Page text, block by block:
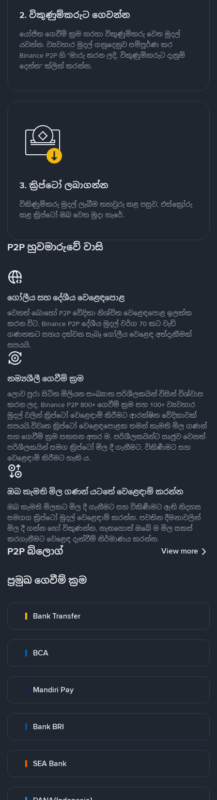
2. විකුණුම්කරුට ගෙවන්න
යෝජිත ගෙවීම් ක්‍රම හරහා විකුණුම්කරු වෙත මුදල්
යවන්න. ව්‍යවහාර මුදල් ගනුදෙනුව සම්පූර්ණ කර
Binance P2P හි "මාරු කරන ලදි, විකුණුම්කරුට දැනුම්
දෙන්න" ක්ලික් කරන්න.
3. ක්‍රිප්ටෝ ලබාගන්න
විකිණුම්කරු මුදල් ලැබීම තහවුරු කළ පසුව, එස්ක්‍රෝරු
කළ ක්‍රිප්ටෝ ඔබ වෙත මුදා හැරේ.
P2P හුවමාරුවේ වාසි
ගෝලීය සහ දේශීය වෙළෙඳපොළ
වෙනත් බොහෝ P2P වේදිකා නිශ්චිත වෙළෙඳපොළ ඉලක්ක
කරන විට, Binance P2P දේශීය මුදල් වර්ග 70 කට වැඩි
ගණනකට සහය දක්වන සැබෑ ගෝලීය වෙළෙඳ අත්දැකීමක්
සපයයි.
නම්‍යශීලී ගෙවීම් ක්‍රම
ලොව පුරා සිටින මිලියන සංඛ්‍යාත පරිශීලකයින් විසින් විශ්වාස
කරන ලද, Binance P2P 800+ ගෙවීම් ක්‍රම සහ 100+ ව්‍යවහාර
මුදල් වලින් ක්‍රිප්ටෝ වෙළෙඳාම් කිරීමට ආරක්ෂිත වේදිකාවක්
සපයයි.විවෘත ක්‍රිප්ටෝ වෙළෙඳපොළක තමන් කැමති මිල ගණන්
සහ ගෙවීම් ක්‍රම සකසන අතර ම, පරිශීලකයින්ට ඍජුව වෙනත්
පරිශීලකයින් සමග ක්‍රිප්ටෝ මිල දී ගැනීමට, විකිණීමට සහ
වෙළෙඳාම් කිරීමට හැකි ය.
ඔබ කැමති මිල ගණන් යටතේ වෙළෙඳාම් කරන්න
ඔබ කැමති මිලකට මිල දී ගැනීමට සහ විකිණීමට ඇති නිදහස
සමගග ක්‍රිප්ටෝ මුදල් වෙළෙඳාම් කරන්න. පවතින දීමනාවලින්
මිල දී ගන්න හෝ විකුණන්න, නැතහොත් ඔබේ ම මිල සකස්
කරගැනීමට වෙළෙඳ දැන්වීම් නිර්මාණය කරන්න.
P2P බ්ලොග් View more
ප්‍රමුඛ ගෙවීම් ක්‍රම
Bank Transfer
BCA
Mandiri Pay
Bank BRI
SEA Bank